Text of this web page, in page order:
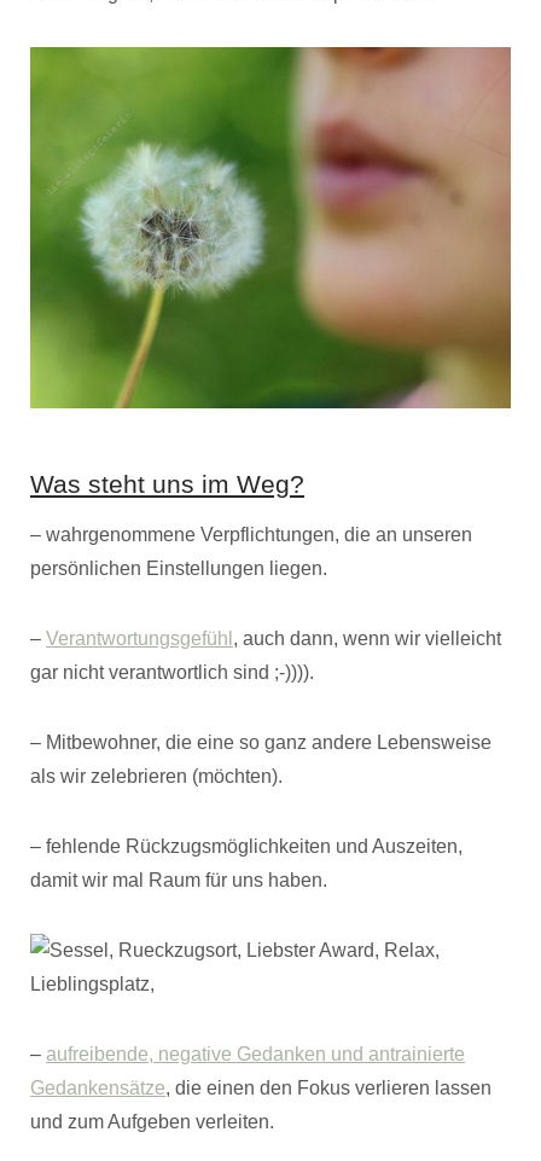
Was steht uns im Weg?
– wahrgenommene Verpflichtungen, die an unseren
persönlichen Einstellungen liegen.
– Verantwortungsgefühl , auch dann, wenn wir vielleicht
gar nicht verantwortlich sind ;-)))).
– Mitbewohner, die eine so ganz andere Lebensweise
als wir zelebrieren (möchten).
– fehlende Rückzugsmöglichkeiten und Auszeiten,
damit wir mal Raum für uns haben.
– aufreibende, negative Gedanken und antrainierte
Gedankensätze, die einen den Fokus verlieren lassen
und zum Aufgeben verleiten.